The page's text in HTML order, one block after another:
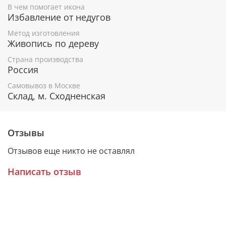
Гарантия подлинности
К каждому живописному образу прикладывается
номерное свидетельство, в котором подробно
расписана вся информация об иконе:
Имя художника,
Материалы, из которых она изготовлена,
Каждая икона размещается в красивой деревянной
В чем помогает икона
Избавление от недугов
Метод изготовления
Живопись по дереву
Страна производства
Россия
Самовывоз в Москве
Склад, м. Сходненская
Отзывы
Отзывов еще никто не оставлял
Написать отзыв